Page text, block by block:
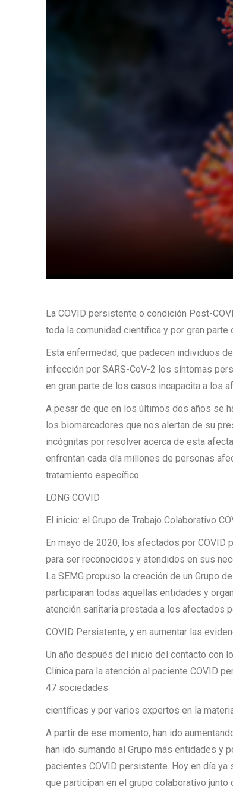
La COVID persistente o condición Post-
toda la comunidad científica y por gran parte
Esta enfermedad, que padecen individuos
infección por SARS-CoV-2 los síntomas
en gran parte de los casos incapacita a los
A pesar de que en los últimos dos años se
los biomarcadores que nos alertan de su
incógnitas por resolver acerca de esta
enfrentan cada día millones de personas
tratamiento específico.
LONG COVID
El inicio: el Grupo de Trabajo Colaborativo
En mayo de 2020, los afectados por COVID
para ser reconocidos y atendidos en sus
La SEMG propuso la creación de un Grupo
participaran todas aquellas entidades y
atención sanitaria prestada a los afectados
COVID Persistente, y en aumentar las
Un año después del inicio del contacto con
Clínica para la atención al paciente COVID
47 sociedades
científicas y por varios expertos en la
A partir de ese momento, han ido
han ido sumando al Grupo más entidades y
pacientes COVID persistente. Hoy en día
que participan en el grupo colaborativo